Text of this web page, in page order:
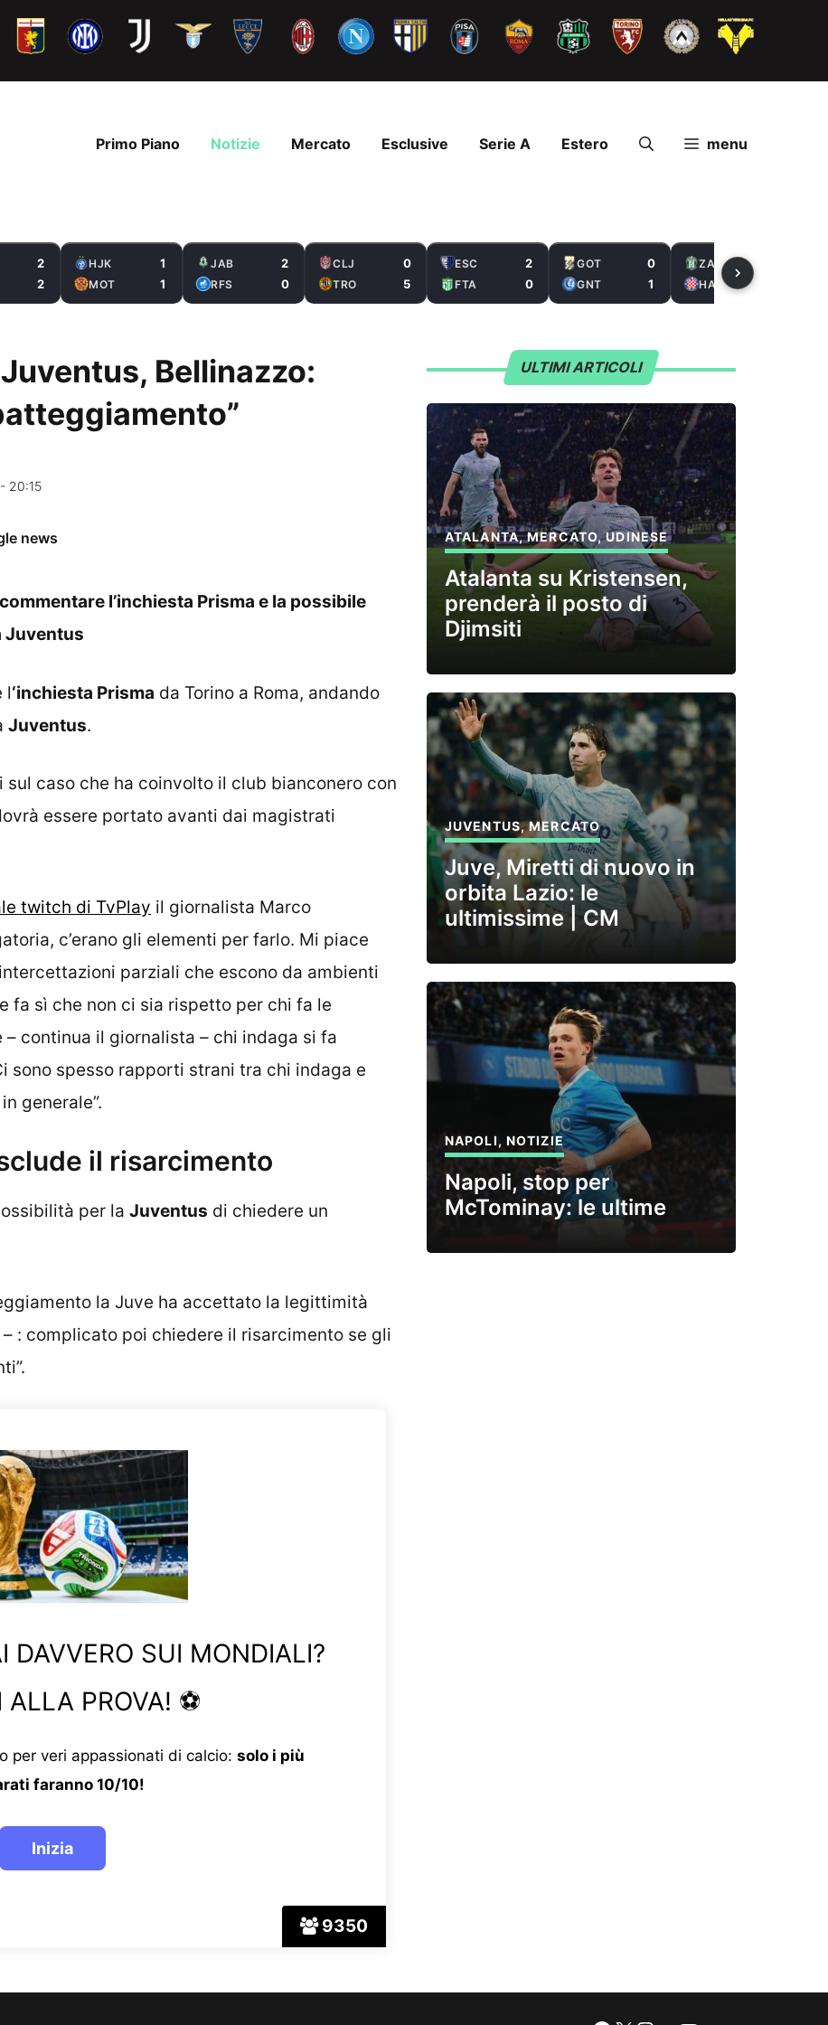
Primo Piano Notizie Mercato Esclusive Serie A Estero menu
2
2
HJK 1
MOT 1
JAB 2
RFS 0
CLJ 0
TRO 5
ESC 2
FTA 0
GOT 0
GNT 1
ZAL
HAS
Bellinazzo:
20:15
news
l’inchiesta Prisma e la possibile
Juventus
l‘inchiesta Prisma da Torino a Roma, andando
Juventus.
caso che ha coinvolto il club bianconero con
essere portato avanti dai magistrati
twitch di TvPlay il giornalista Marco
c’erano gli elementi per farlo. Mi piace
parziali che escono da ambienti
fa sì che non ci sia rispetto per chi fa le
continua il giornalista – chi indaga si fa
sono spesso rapporti strani tra chi indaga e
generale”.
il risarcimento
per la Juventus di chiedere un
la Juve ha accettato la legittimità
: complicato poi chiedere il risarcimento se gli
9350
DAVVERO SUI MONDIALI?
ALLA PROVA! ⚽
per veri appassionati di calcio: solo i più
faranno 10/10!
ULTIMI ARTICOLI
ATALANTA,MERCATO,UDINESE
Atalanta su Kristensen,
prenderà il posto di
Djimsiti
JUVENTUS,MERCATO
Juve, Miretti di nuovo in
orbita Lazio: le
ultimissime | CM
NAPOLI, NOTIZIE
Napoli, stop per
McTominay: le ultime